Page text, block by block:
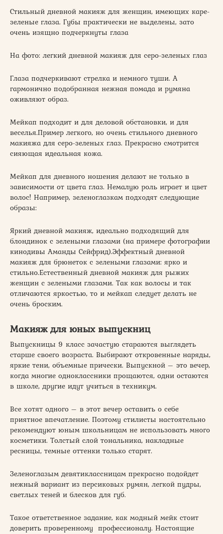
Стильный дневной макияж для женщин, имеющих каре-
зеленые глаза. Губы практически не выделены, зато
очень изящно подчеркнуты глаза
На фото: легкий дневной макияж для серо-зеленых глаз
Глаза подчеркивают стрелка и немного туши. А
гармонично подобранная нежная помада и румяна
оживляют образ.
Мейкап подходит и для деловой обстановки, и для
веселья.Пример легкого, но очень стильного дневного
макияжа для серо-зеленых глаз. Прекрасно смотрится
сияющая идеальная кожа.
Мейкап для дневного ношения делают не только в
зависимости от цвета глаз. Немалую роль играет и цвет
волос! Например, зеленоглазкам подходят следующие
образы:
Яркий дневной макияж, идеально подходящий для
блондинок с зелеными глазами (на примере фотографии
кинодивы Аманды Сейфрид).Эффектный дневной
макияж для брюнеток с зелеными глазами: ярко и
стильно.Естественный дневной макияж для рыжих
женщин с зелеными глазами. Так как волосы и так
отличаются яркостью, то и мейкап следует делать не
очень броским.
Макияж для юных выпускниц
Выпускницы 9 класс зачастую стараются выглядеть
старше своего возраста. Выбирают откровенные наряды,
яркие тени, объемные прически. Выпускной – это вечер,
когда многие одноклассники прощаются, одни остаются
в школе, другие идут учиться в техникум.
Все хотят одного – в этот вечер оставить о себе
приятное впечатление. Поэтому стилисты настоятельно
рекомендуют юным школьницам не использовать много
косметики. Толстый слой тональника, накладные
ресницы, темные оттенки только старят.
Зеленоглазым девятиклассницам прекрасно подойдет
нежный вариант из персиковых румян, легкой пудры,
светлых теней и блесков для губ.
Такое ответственное задание, как модный мейк стоит
доверить проверенному профессионалу. Настоящие